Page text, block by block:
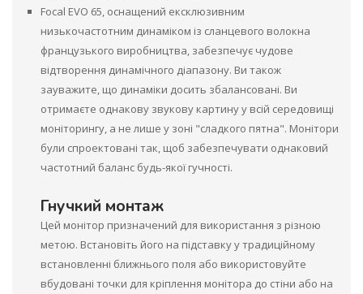
Focal EVO 65, оснащений ексклюзивним
низькочастотним динаміком із сланцевого волокна
французького виробництва, забезпечує чудове
відтворення динамічного діапазону. Ви також
зауважите, що динаміки досить збалансовані. Ви
отримаєте однакову звукову картину у всій середовищі
моніторингу, а не лише у зоні "сладкого пятна". Монітори
були спроектовані так, щоб забезпечувати однаковий
частотний баланс будь-якої гучності.
Гнучкий монтаж
Цей монітор призначений для використання з різною
метою. Встановіть його на підставку у традиційному
встановленні ближнього поля або використовуйте
вбудовані точки для кріплення монітора до стіни або на